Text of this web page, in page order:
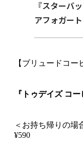
『スターバ
アフォガー
【ブリュードコー
『トゥデイズ コ
＜お持ち帰りの
¥590